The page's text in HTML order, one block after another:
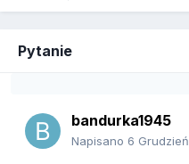
Pytanie
bandurka1945
Napisano 6